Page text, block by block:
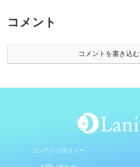
コメント
コメントを書き込む
コンテンツポリシー